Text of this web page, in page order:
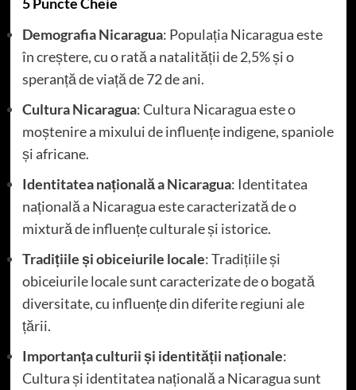
Demografia Nicaragua: Populația Nicaragua este
în creștere, cu o rată a natalității de 2,5% și o
speranță de viață de 72 de ani.
Cultura Nicaragua: Cultura Nicaragua este o
moștenire a mixului de influențe indigene, spaniole
și africane.
Identitatea națională a Nicaragua: Identitatea
națională a Nicaragua este caracterizată de o
mixtură de influențe culturale și istorice.
Tradițiile și obiceiurile locale: Tradițiile și
obiceiurile locale sunt caracterizate de o bogată
diversitate, cu influențe din diferite regiuni ale
țării.
Importanța culturii și identității naționale:
Cultura și identitatea națională a Nicaragua sunt